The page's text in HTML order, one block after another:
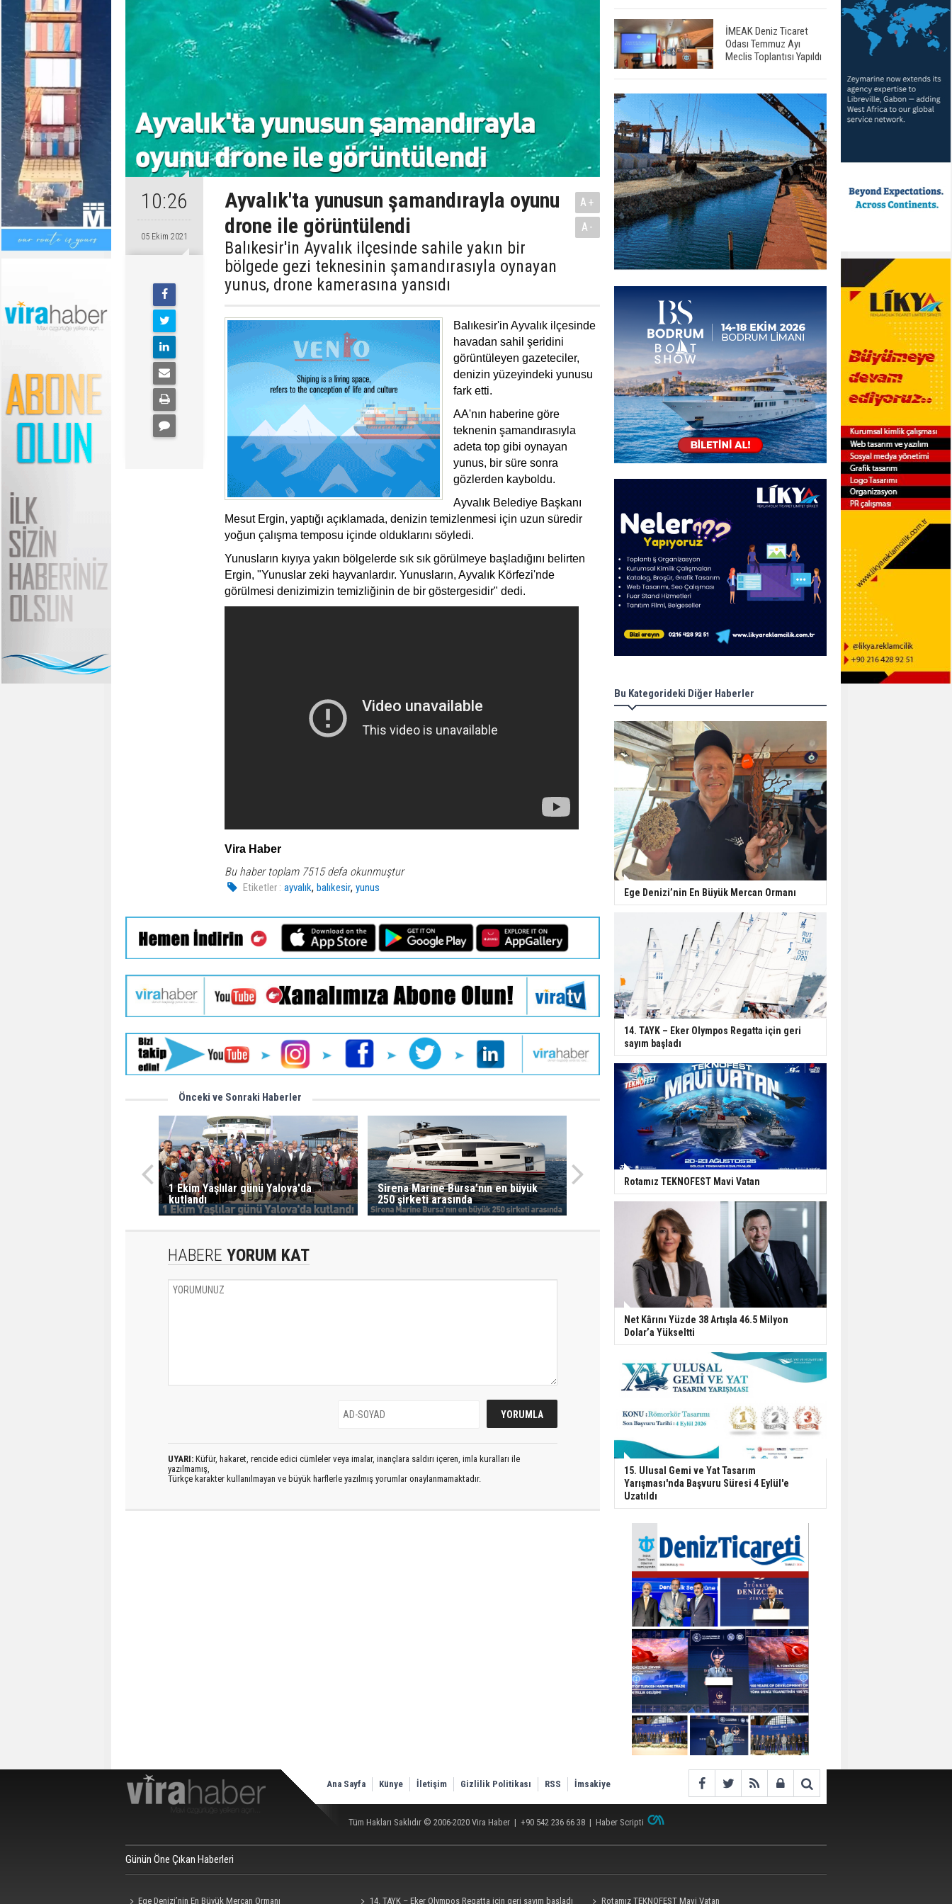
10:26
05 Ekim 2021
Ayvalık'ta yunusun şamandırayla oyunu
drone ile görüntülendi
Balıkesir'in Ayvalık ilçesinde sahile yakın bir
bölgede gezi teknesinin şamandırasıyla oynayan
yunus, drone kamerasına yansıdı
A+
A-
Balıkesir'in Ayvalık ilçesinde
havadan sahil şeridini
görüntüleyen gazeteciler,
denizin yüzeyindeki yunusu
fark etti.
AA'nın haberine göre
teknenin şamandırasıyla
adeta top gibi oynayan
yunus, bir süre sonra
gözlerden kayboldu.
Ayvalık Belediye Başkanı
Mesut Ergin, yaptığı açıklamada, denizin temizlenmesi için uzun süredir
yoğun çalışma temposu içinde olduklarını söyledi.
Yunusların kıyıya yakın bölgelerde sık sık görülmeye başladığını belirten
Ergin, "Yunuslar zeki hayvanlardır. Yunusların, Ayvalık Körfezi'nde
görülmesi denizimizin temizliğinin de bir göstergesidir" dedi.
Vira Haber
Bu haber toplam 7515 defa okunmuştur
Etiketler : ayvalık,balıkesir,yunus
Önceki ve Sonraki Haberler
1 Ekim Yaşlılar günü Yalova'da
kutlandı
Sirena Marine Bursa’nın en büyük
250 şirketi arasında
HABERE YORUM KAT
UYARI: Küfür, hakaret, rencide edici cümleler veya imalar, inançlara saldırı içeren, imla kuralları ile
yazılmamış,
Türkçe karakter kullanılmayan ve büyük harflerle yazılmış yorumlar onaylanmamaktadır.
İMEAK Deniz Ticaret
Odası Temmuz Ayı
Meclis Toplantısı Yapıldı
Bu Kategorideki Diğer Haberler
Ege Denizi’nin En Büyük Mercan Ormanı
14. TAYK – Eker Olympos Regatta için geri
sayım başladı
Rotamız TEKNOFEST Mavi Vatan
Net Kârını Yüzde 38 Artışla 46.5 Milyon
Dolar’a Yükseltti
15. Ulusal Gemi ve Yat Tasarım
Yarışması'nda Başvuru Süresi 4 Eylül'e
Uzatıldı
Ana Sayfa Künye İletişim Gizlilik Politikası RSS İmsakiye
Tüm Hakları Saklıdır © 2006-2020 Vira Haber | +90 542 236 66 38 | Haber Scripti
Günün Öne Çıkan Haberleri
Ege Denizi’nin En Büyük Mercan Ormanı 14. TAYK – Eker Olympos Regatta için geri sayım başladı Rotamız TEKNOFEST Mavi Vatan